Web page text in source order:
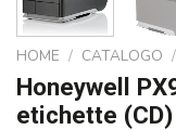
HOME / CATALOGO /
Honeywell
etichette